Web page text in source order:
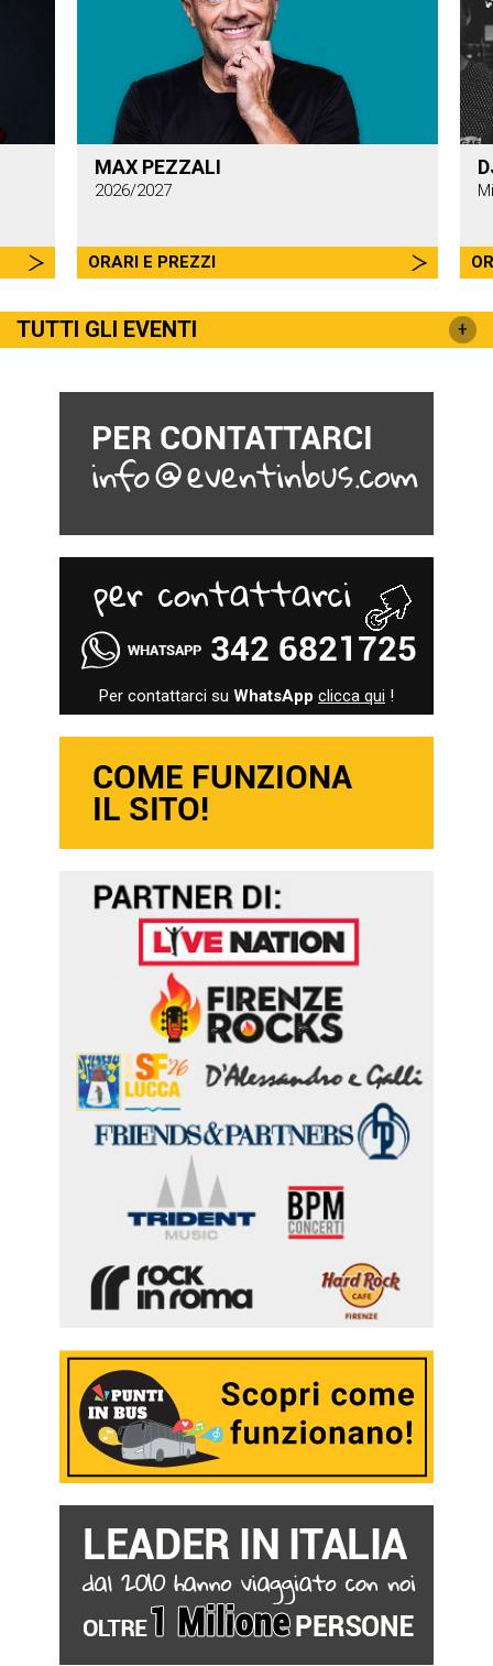
MAX PEZZALI
2026/2027
ORARI E PREZZI
TUTTI GLI EVENTI
Per contattarci su WhatsApp clicca qui !